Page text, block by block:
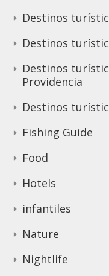
Destinos
Destinos
Destinos
Providencia
Destinos
Fishing Guide
Food
Hotels
infantiles
Nature
Nightlife